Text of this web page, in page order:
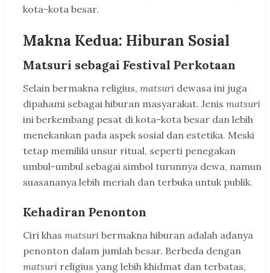
kota-kota besar.
Makna Kedua: Hiburan Sosial
Matsuri sebagai Festival Perkotaan
Selain bermakna religius, matsuri dewasa ini juga
dipahami sebagai hiburan masyarakat. Jenis matsuri
ini berkembang pesat di kota-kota besar dan lebih
menekankan pada aspek sosial dan estetika. Meski
tetap memiliki unsur ritual, seperti penegakan
umbul-umbul sebagai simbol turunnya dewa, namun
suasananya lebih meriah dan terbuka untuk publik.
Kehadiran Penonton
Ciri khas matsuri bermakna hiburan adalah adanya
penonton dalam jumlah besar. Berbeda dengan
matsuri religius yang lebih khidmat dan terbatas,